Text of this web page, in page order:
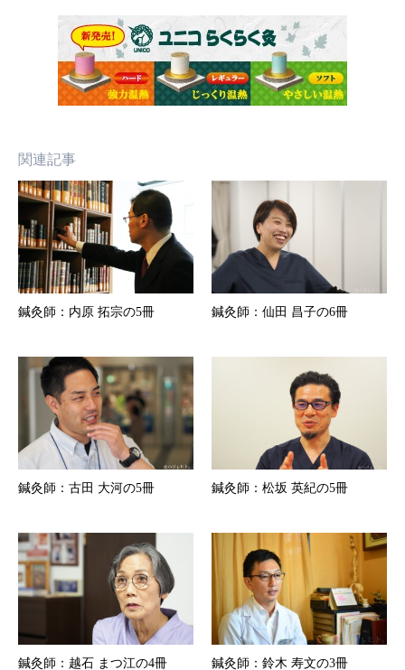
関連記事
鍼灸師：内原 拓宗の5冊 鍼灸師：仙田 昌子の6冊
鍼灸師：古田 大河の5冊 鍼灸師：松坂 英紀の5冊
鍼灸師：越石 まつ江の4冊 鍼灸師：鈴木 寿文の3冊